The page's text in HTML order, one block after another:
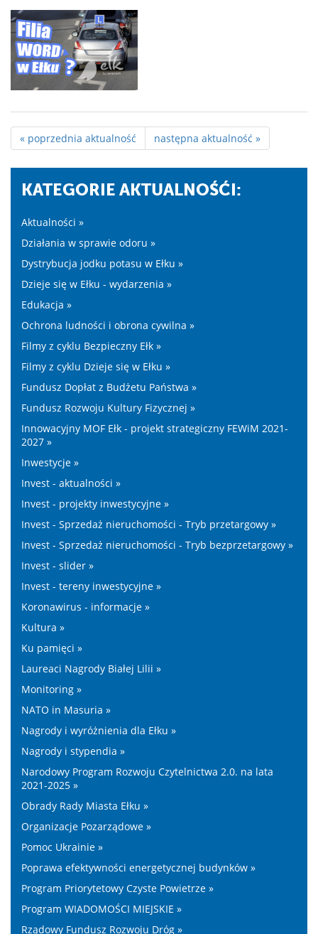
« poprzednia aktualność następna aktualność »
KATEGORIE AKTUALNOŚĆI:
Aktualności »
Działania w sprawie odoru »
Dystrybucja jodku potasu w Ełku »
Dzieje się w Ełku - wydarzenia »
Edukacja »
Ochrona ludności i obrona cywilna »
Filmy z cyklu Bezpieczny Ełk »
Filmy z cyklu Dzieje się w Ełku »
Fundusz Dopłat z Budżetu Państwa »
Fundusz Rozwoju Kultury Fizycznej »
Innowacyjny MOF Ełk - projekt strategiczny FEWiM 2021-
2027 »
Inwestycje »
Invest - aktualności »
Invest - projekty inwestycyjne »
Invest - Sprzedaż nieruchomości - Tryb przetargowy »
Invest - Sprzedaż nieruchomości - Tryb bezprzetargowy »
Invest - slider »
Invest - tereny inwestycyjne »
Koronawirus - informacje »
Kultura »
Ku pamięci »
Laureaci Nagrody Białej Lilii »
Monitoring »
NATO in Masuria »
Nagrody i wyróżnienia dla Ełku »
Nagrody i stypendia »
Narodowy Program Rozwoju Czytelnictwa 2.0. na lata
2021-2025 »
Obrady Rady Miasta Ełku »
Organizacje Pozarządowe »
Pomoc Ukrainie »
Poprawa efektywności energetycznej budynków »
Program Priorytetowy Czyste Powietrze »
Program WIADOMOŚCI MIEJSKIE »
Rządowy Fundusz Rozwoju Dróg »